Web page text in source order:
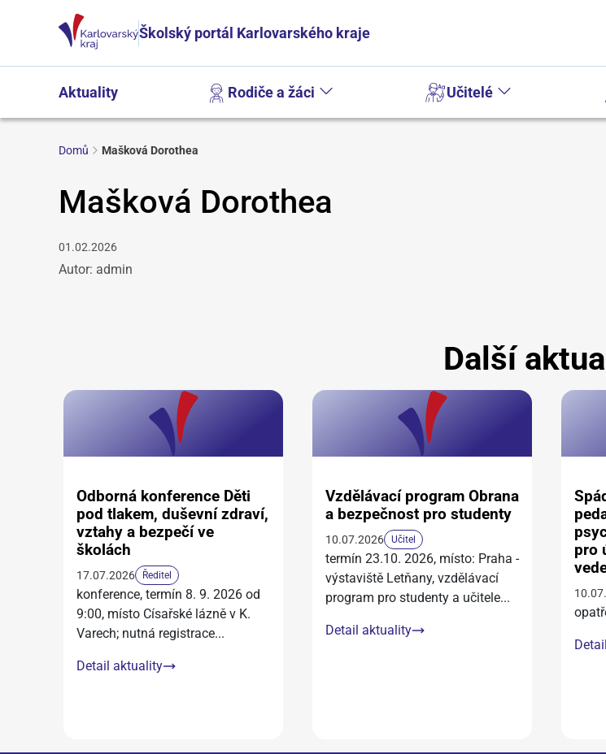
Školský portál Karlovarského kraje
Aktuality Rodiče a žáci Učitelé
Domů Mašková Dorothea
Mašková Dorothea
01.02.2026
Autor: admin
Další
Odborná konference Děti
pod tlakem, duševní zdraví,
vztahy a bezpečí ve
školách
17.07.2026 Ředitel
konference, termín 8. 9. 2026 od
9:00, místo Císařské lázně v K.
Varech; nutná registrace...
Detail aktuality
Vzdělávací program Obrana
a bezpečnost pro studenty
10.07.2026 Učitel
termín 23.10. 2026, místo: Praha -
výstaviště Letňany, vzdělávací
program pro studenty a učitele...
Detail aktuality
pro